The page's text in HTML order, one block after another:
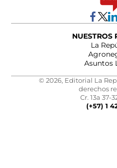
NUESTROS
La
Asuntos
© 2026, Editorial La
derechos
Cr. 13a 37-
(+57) 1